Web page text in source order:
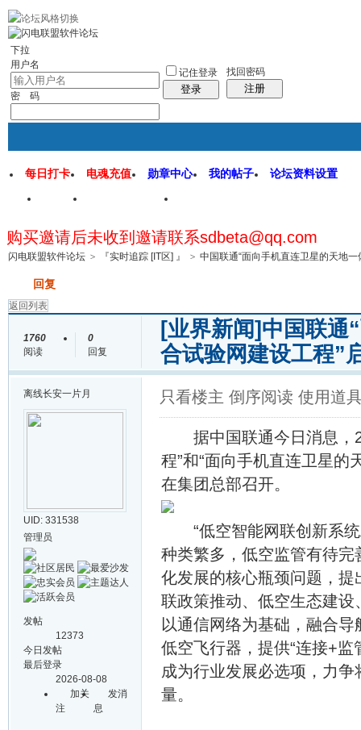
下拉
用户名
密 码
记住登录
登录
找回密码
注册
首页 闪电联盟论坛
每日打卡 电魂充值 勋章中心 我的帖子 论坛资料设置
购买邀请后未收到邀请联系sdbeta@qq.com
闪电联盟软件论坛 > 『实时追踪 [IT区] 』 > 中国联通“面向手机直连卫星的天地
回复
返回列表
1760
阅读
0
回复
[业界新闻] 中国联通
合试验网建设工程”
离线长安一片月
UID: 331538
管理员
发帖
12373
今日发帖
最后登录
2026-08-08
加关
注
发消
息
只看楼主 倒序阅读 使用道
据中国联通今日消息，
程”和“面向手机直连卫星的
在集团总部召开。
“低空智能网联创新系统
种类繁多，低空监管有待
化发展的核心瓶颈问题，
联政策推动、低空生态建
以通信网络为基础，融合
低空飞行器，提供“连接+
成为行业发展必选项，力
量。